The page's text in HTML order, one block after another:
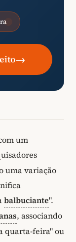
→
um
uma variação
balbuciante".
, associando
quarta-feira" ou